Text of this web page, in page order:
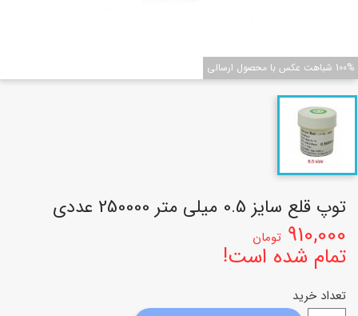
100% شباهت عکس با محصول ارسالی
توپ قلع سایز 0.5 میلی متر 250000 عددی
910,000 تومان
تمام شده است!
تعداد خرید